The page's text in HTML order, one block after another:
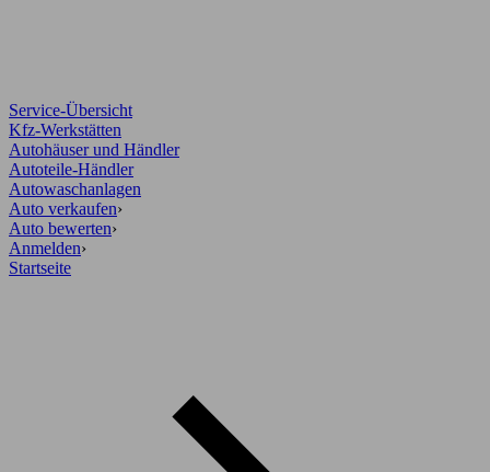
Service-Übersicht
Kfz-Werkstätten
Autohäuser und Händler
Autoteile-Händler
Autowaschanlagen
Auto verkaufen›
Auto bewerten›
Anmelden›
Startseite